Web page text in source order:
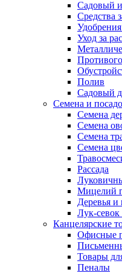
Садовый
Средства
Уход за
Полив
Садовый
Семена и
Семена
Семена
Семена
Семена
Рассада
Мицелий
Деревья и
Лук-севок
Канцелярские
Офисные
Товары
Пеналы